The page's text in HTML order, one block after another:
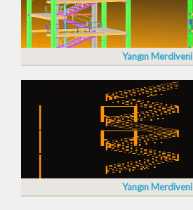
Yangın Merdiveni
Yangın Merdiveni